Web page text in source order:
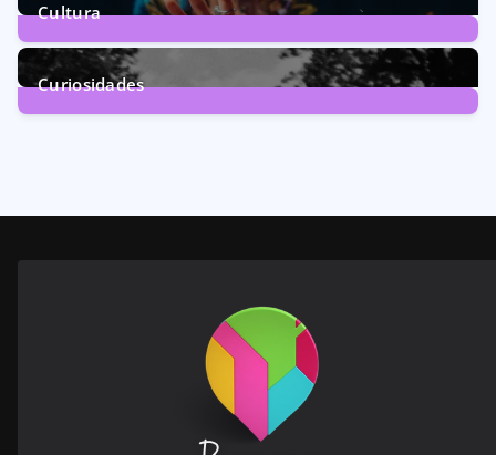
Cultura
246Posts
Curiosidades